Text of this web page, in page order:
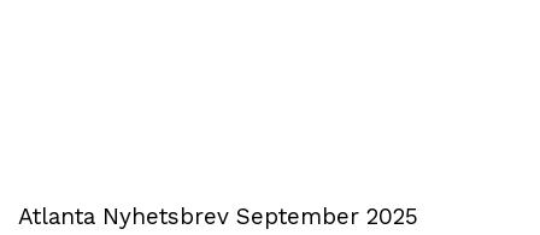
Atlanta Nyhetsbrev September 2025